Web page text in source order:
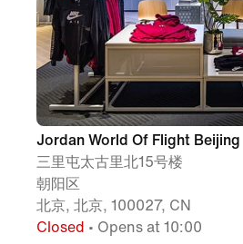
Jordan World Of Flight Beijing
三里屯太古里北15号楼
朝阳区
北京, 北京, 100027, CN
Closed • Opens at 10:00